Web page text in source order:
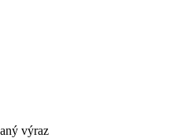
výraz